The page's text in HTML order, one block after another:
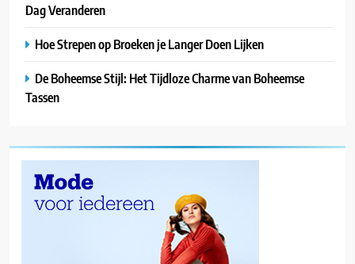
Dag Veranderen
Hoe Strepen op Broeken je Langer Doen Lijken
De Boheemse Stijl: Het Tijdloze Charme van Boheemse
Tassen